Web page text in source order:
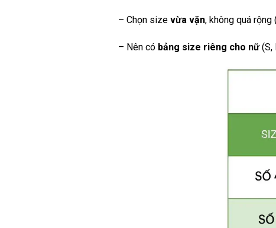
– Chọn size vừa vặn, không quá rộng
– Nên có bảng size riêng cho nữ(S,